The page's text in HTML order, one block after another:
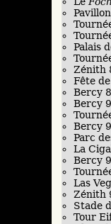
Palais
Zénith
Fête
Bercy
Bercy
Bercy
Parc
La
Bercy
Las
Zénith
Stade
Tour